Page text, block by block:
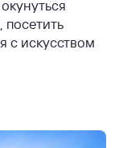
с искусством